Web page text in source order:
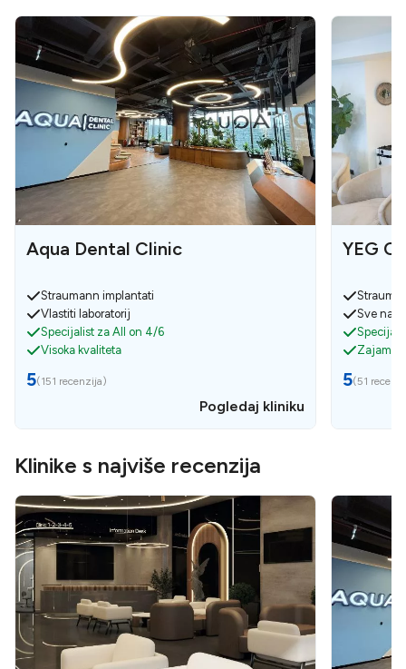
Aqua Dental Clinic
Straumann implantati
Vlastiti laboratorij
Specijalist za All on 4/6
Visoka kvaliteta
5(151 recenzija)
Pogledaj kliniku
YEG
Sve na
5(51
Klinike s najviše recenzija